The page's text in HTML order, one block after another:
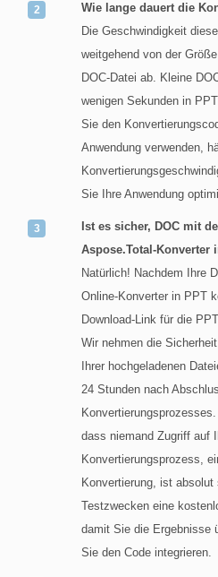
Wie lange dauert die
Die Geschwindigkeit
weitgehend von der
DOC-Datei ab. Kleine
wenigen Sekunden in
Sie den
Anwendung verwenden,
Sie Ihre Anwendung
Ist es sicher, DOC mit
Aspose.Total-Konverter
Natürlich! Nachdem Ihre
Online-Konverter in PPT
Download-Link für die
Wir nehmen die
Ihrer hochgeladenen
24 Stunden nach
dass niemand Zugriff auf
Konvertierungsprozess,
Konvertierung, ist
Testzwecken eine
damit Sie die Ergebnisse
Sie den Code integrieren.